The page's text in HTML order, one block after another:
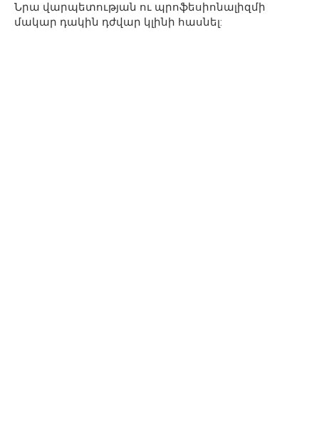
Նրա վարպետության ու պրոֆեսիոնալիզմի
մակար դակին դժվար կլինի հասնել: